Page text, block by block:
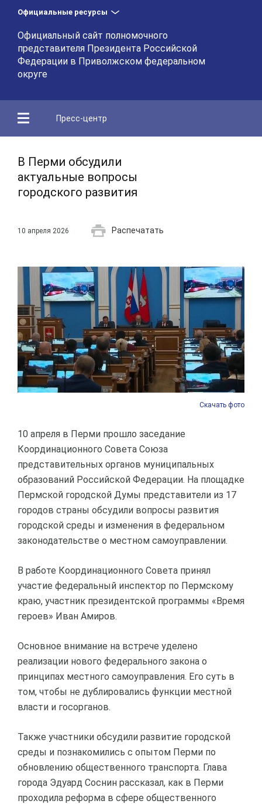
Официальные ресурсы
Официальный сайт полномочного
представителя Президента Российской
Федерации в Приволжском федеральном
округе
Пресс-центр
В Перми обсудили
актуальные вопросы
городского развития
10 апреля 2026 Распечатать
Скачать фото
10 апреля в Перми прошло заседание
Координационного Совета Союза
представительных органов муниципальных
образований Российской Федерации. На площадке
Пермской городской Думы представители из 17
городов страны обсудили вопросы развития
городской среды и изменения в федеральном
законодательстве о местном самоуправлении.
В работе Координационного Совета принял
участие федеральный инспектор по Пермскому
краю, участник президентской программы «Время
героев» Иван Амиров.
Основное внимание на встрече уделено
реализации нового федерального закона о
принципах местного самоуправления. Его суть в
том, чтобы не дублировались функции местной
власти и госорганов.
Также участники обсудили развитие городской
среды и познакомились с опытом Перми по
обновлению общественного транспорта. Глава
города Эдуард Соснин рассказал, как в Перми
проходила реформа в сфере общественного